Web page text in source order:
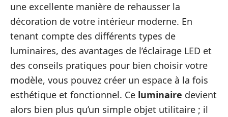
une excellente manière de rehausser la
décoration de votre intérieur moderne. En
tenant compte des différents types de
luminaires, des avantages de l’éclairage LED et
des conseils pratiques pour bien choisir votre
modèle, vous pouvez créer un espace à la fois
esthétique et fonctionnel. Ce luminaire devient
alors bien plus qu’un simple objet utilitaire ; il